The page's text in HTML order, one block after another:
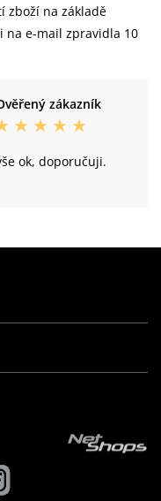
zboží na základě
na e-mail zpravidla 10
zákazník
ok, doporučuji.